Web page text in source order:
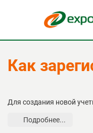
Как
Для создания новой
Подробнее...